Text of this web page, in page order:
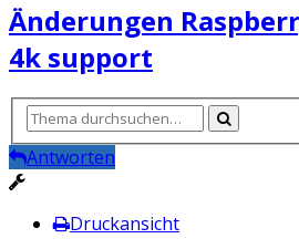
Änderungen
4k support
Antworten
Druckansicht